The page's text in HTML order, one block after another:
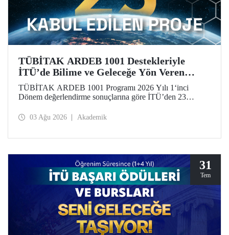
TÜBİTAK ARDEB 1001 Destekleriyle
İTÜ’de Bilime ve Geleceğe Yön Veren
Başarı
TÜBİTAK ARDEB 1001 Programı 2026 Yılı 1‘inci
Dönem değerlendirme sonuçlarına göre İTÜ’den 23
03 Ağu 2026 Akademik
31
Tem